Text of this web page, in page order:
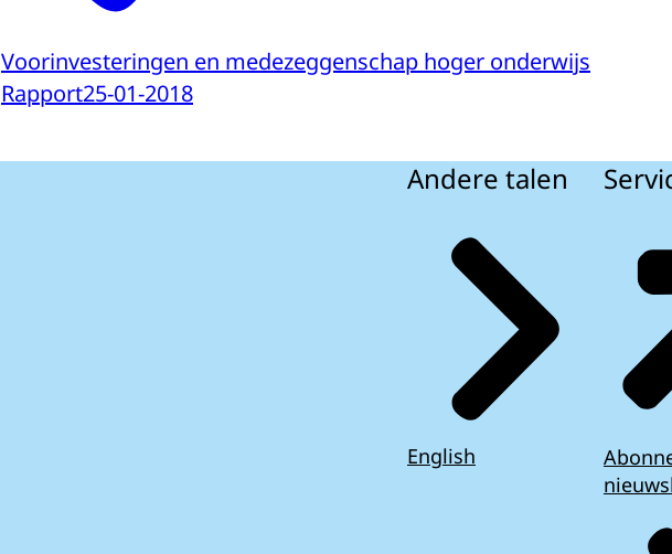
Voorinvesteringen en medezeggenschap hoger onderwijs
Rapport25-01-2018
Andere talen
English